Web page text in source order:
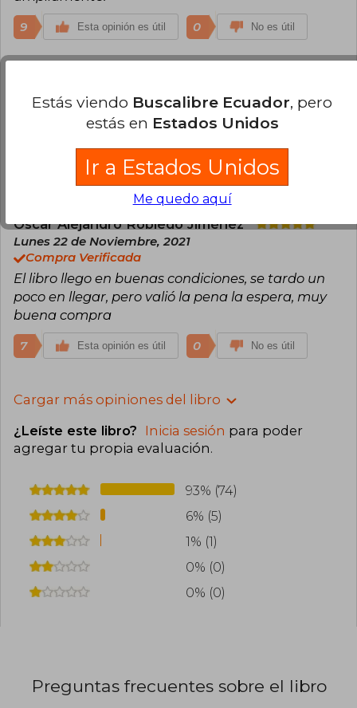
9 Esta opinión es útil 0 No es útil
La historia da muchos giros inesperados, la trama
de la psicohistoria es muy apasionante, pero
mejor el final.
Esta opinión es útil 0 No es útil
Oscar Alejandro Robledo Jiménez
Lunes 22 de Noviembre, 2021
Compra Verificada
El libro llego en buenas condiciones, se tardo un
poco en llegar, pero valió la pena la espera, muy
buena compra
7 Esta opinión es útil 0 No es útil
Cargar más opiniones del libro
¿Leíste este libro? Inicia sesión para poder
agregar tu propia evaluación.
93% (74)
6% (5)
1% (1)
0% (0)
0% (0)
Preguntas frecuentes sobre el libro
Estás viendo Buscalibre Ecuador, pero
estás en Estados Unidos
Ir a Estados Unidos
Me quedo aquí